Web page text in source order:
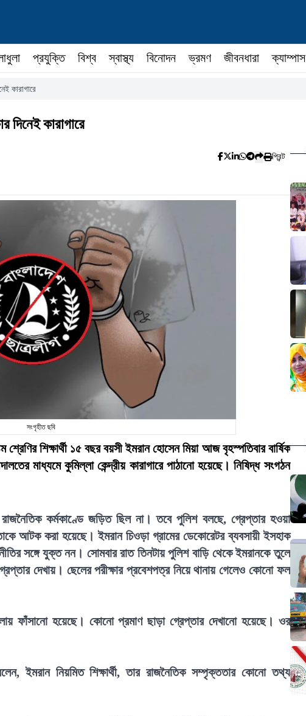
প্রযুক্তি বিশ্ব স্বাস্থ্য বিনোদন ভ্রমণ জীবনধারা ক্যাম্পাস
কারাগারে
দিনেই কারাগারে
প্রিন্ট
সংগৃহীত ছবি
শ্রেণির শিক্ষার্থী ১৫ বছর বয়সী ইমরান হোসেন মিয়া আজ বৃহস্পতিবার বার্ষিক
মাধ্যমে কুমিল্লা কেন্দ্রীয় কারাগারে পাঠানো হয়েছে। নিষিদ্ধ সংগঠন
কর্মকাণ্ডে জড়িত ছিল না। তবে পুলিশ বলছে, গ্রেপ্তার হওয়া
আটক করা হয়েছে। ইমরান চিওড়া গ্রামের ডেকোরেটর ব্যবসায়ী ইসহাক
সঙ্গে যুক্ত নন। সোমবার রাত তিনটায় পুলিশ বাড়ি থেকে ইমরানকে তুলে
দেখায়। ছেলের পরীক্ষার প্রবেশপত্র নিয়ে থানায় গেলেও কোনো ফল
ফাঁসানো হয়েছে। কোনো প্রমাণ ছাড়া গ্রেপ্তার দেখানো হয়েছে। ওর
ইমরান নিয়মিত শিক্ষার্থী, তার রাজনৈতিক সম্পৃক্ততার কোনো তথ্য